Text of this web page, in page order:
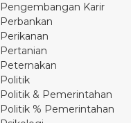
Pengembangan Karir
Perbankan
Perikanan
Pertanian
Peternakan
Politik
Politik & Pemerintahan
Politik % Pemerintahan